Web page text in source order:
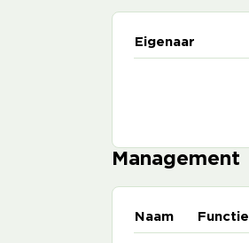
Eigenaar
Management
Naam Functie